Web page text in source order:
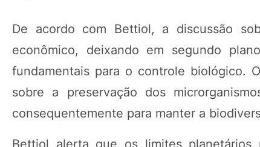
De acordo com Bettiol, a discussão
econômico, deixando em segundo
fundamentais para o controle biológico.
sobre a preservação dos
consequentemente para manter a
Bettiol alerta que os limites planetários